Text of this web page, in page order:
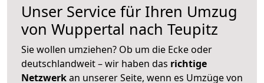
Unser Service für Ihren Umzug
von Wuppertal nach Teupitz
Sie wollen umziehen? Ob um die Ecke oder
deutschlandweit – wir haben das richtige
Netzwerkan unserer Seite, wenn es Umzüge von